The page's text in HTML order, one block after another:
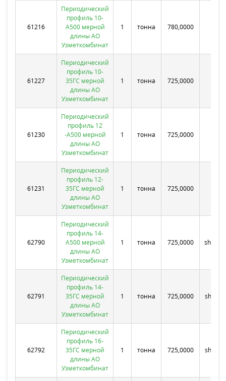
61216
Периодический
профиль 10-
А500 мерной
длины АО
Узметкомбинат
1 тонна 780,0000
61227
Периодический
профиль 10-
35ГС мерной
длины АО
Узметкомбинат
1 тонна 725,0000
61230
Периодический
профиль 12
-А500 мерной
длины АО
Узметкомбинат
1 тонна 725,0000
61231
Периодический
профиль 12-
35ГС мерной
длины АО
Узметкомбинат
1 тонна 725,0000
62790
Периодический
профиль 14-
А500 мерной
длины АО
Узметкомбинат
1 тонна 725,0000
shahri
62791
Периодический
профиль 14-
35ГС мерной
длины АО
Узметкомбинат
1 тонна 725,0000
62792
Периодический
профиль 16-
35ГС мерной
длины АО
Узметкомбинат
1 тонна 725,0000